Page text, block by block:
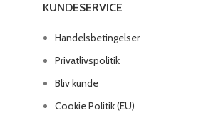
KUNDESERVICE
Handelsbetingelser
Privatlivspolitik
Bliv kunde
Cookie Politik (EU)